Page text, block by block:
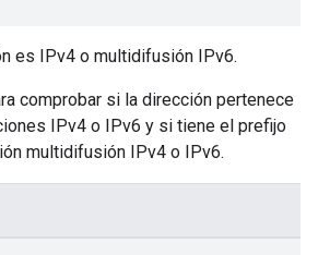
es IPv4 o multidifusión IPv6.
comprobar si la dirección pertenece
IPv4 o IPv6 y si tiene el prefijo
multidifusión IPv4 o IPv6.